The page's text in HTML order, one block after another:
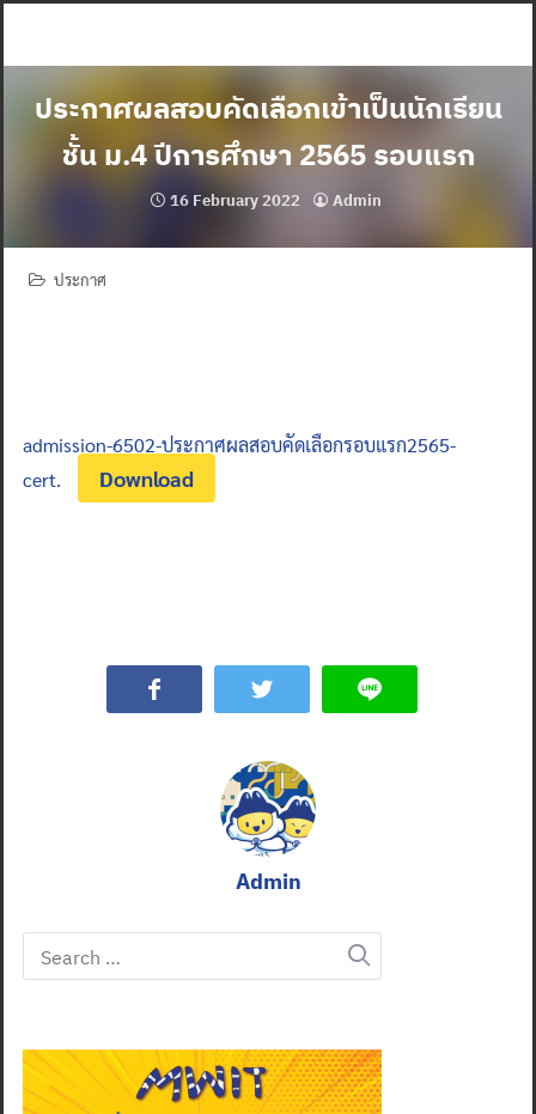
content
ประกาศผลสอบคัดเลือกเข้าเป็นนักเรียน
ชั้น ม.4 ปีการศึกษา 2565 รอบแรก
16 February 2022 Admin
ประกาศ
admission-6502-ประกาศผลสอบคัดเลือกรอบแรก2565-
cert.
Download
Admin
Search
for: